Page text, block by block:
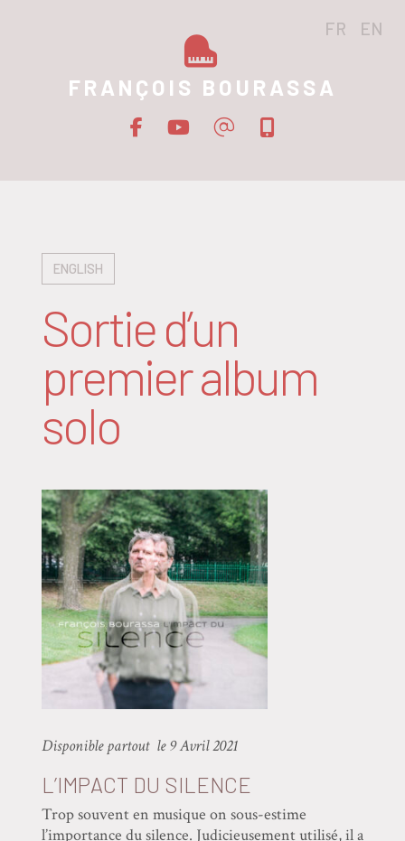
FRANÇOIS BOURASSA
FR EN
ENGLISH
Sortie d’un
premier album
solo
Disponible partout le 9 Avril 2021
L’IMPACT DU SILENCE
Trop souvent en musique on sous-estime
l’importance du silence. Judicieusement utilisé, il a